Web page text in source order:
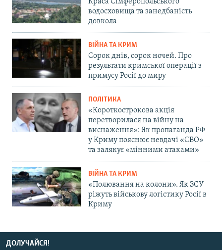
Краса Сімферопольського
водосховища та занедбаність
довкола
ВІЙНА ТА КРИМ
Сорок днів, сорок ночей. Про
результати кримської операції з
примусу Росії до миру
ПОЛІТИКА
«Короткострокова акція
перетворилася на війну на
виснаження»: Як пропаганда РФ
у Криму пояснює невдачі «СВО»
та залякує «мінними атаками»
ВІЙНА ТА КРИМ
«Полювання на колони». Як ЗСУ
ріжуть військову логістику Росії в
Криму
ДОЛУЧАЙСЯ!